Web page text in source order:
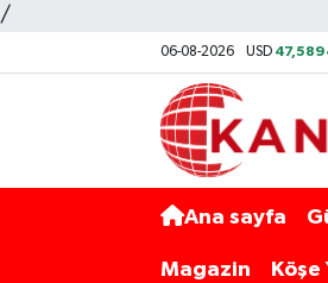
/
06-08-2026 USD
Ana sayfa
Magazin Köşe